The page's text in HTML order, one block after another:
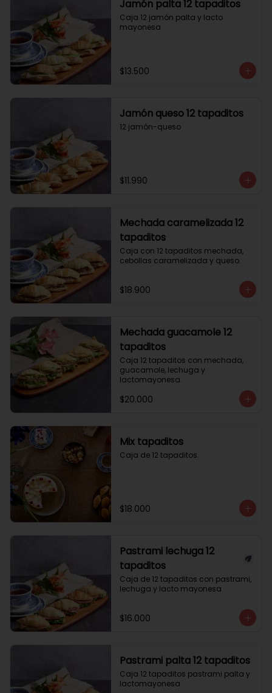
Jamón palta 12 tapaditos
Caja 12 jamón palta y lacto
mayonesa
$13.500
Jamón queso 12 tapaditos
12 jamón-queso
$11.990
Mechada caramelizada 12
tapaditos
Caja con 12 tapaditos mechada,
cebollas caramelizada y queso.
$18.900
Mechada guacamole 12
tapaditos
Caja 12 tapaditos con mechada,
guacamole, lechuga y
lactomayonesa.
$20.000
Mix tapaditos
Caja de 12 tapaditos.
$18.000
Pastrami lechuga 12
tapaditos
Caja de 12 tapaditos con pastrami,
lechuga y lacto mayonesa
$16.000
Pastrami palta 12 tapaditos
Caja 12 tapaditos pastrami palta y
lactomayonesa